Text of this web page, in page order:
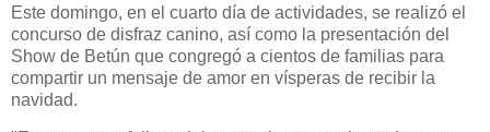
Este domingo, en el cuarto día de actividades, se realizó el
concurso de disfraz canino, así como la presentación del
Show de Betún que congregó a cientos de familias para
compartir un mensaje de amor en vísperas de recibir la
navidad.